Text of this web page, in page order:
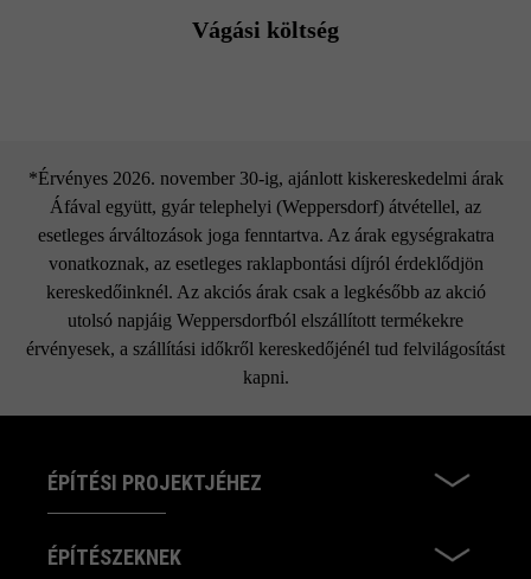
Vágási költség
*Érvényes 2026. november 30-ig, ajánlott kiskereskedelmi árak
Áfával együtt, gyár telephelyi (Weppersdorf) átvétellel, az
esetleges árváltozások joga fenntartva. Az árak egységrakatra
vonatkoznak, az esetleges raklapbontási díjról érdeklődjön
kereskedőinknél. Az akciós árak csak a legkésőbb az akció
utolsó napjáig Weppersdorfból elszállított termékekre
érvényesek, a szállítási időkről kereskedőjénél tud felvilágosítást
kapni.
ÉPÍTÉSI PROJEKTJÉHEZ
ÉPÍTÉSZEKNEK